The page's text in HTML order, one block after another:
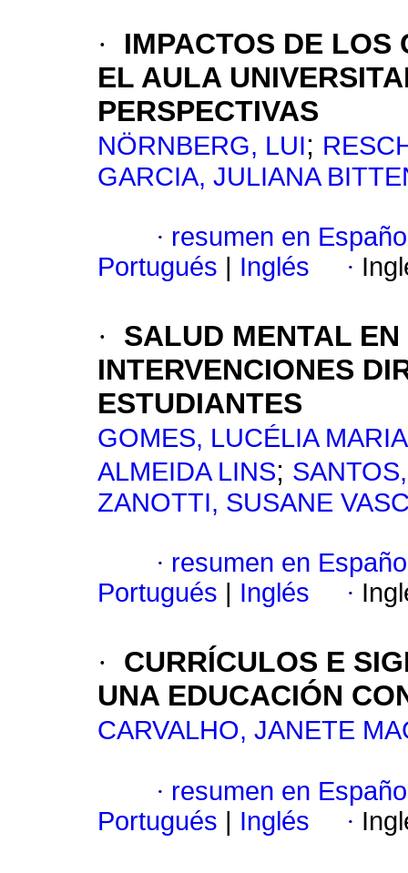
·
IMPACTOS DE LOS
EL AULA
PERSPECTIVAS
NÖRNBERG, LUI;
GARCIA, JULIANA
· resumen en
Portugués
Inglés ·
·
SALUD MENTAL
INTERVENCIONES
ESTUDIANTES
GOMES, LUCÉLIA
ALMEIDA LINS;
ZANOTTI, SUSANE
· resumen en
Portugués
Inglés ·
·
CURRÍCULOS E
UNA EDUCACIÓN
CARVALHO, JANETE
· resumen en
Portugués
Inglés ·